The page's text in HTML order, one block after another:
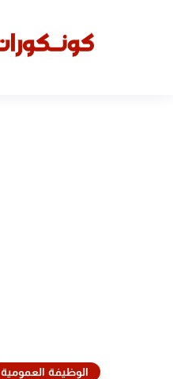
الوظيفة العمومية